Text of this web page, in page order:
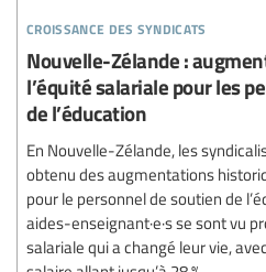
croissance des syndicats
Nouvelle-Zélande :
l’équité salariale pour les
de l’éducation
En Nouvelle-Zélande, les
obtenu des augmentations
pour le personnel de soutien de
aides-enseignant·e·s se sont vu
salariale qui a changé leur vie,